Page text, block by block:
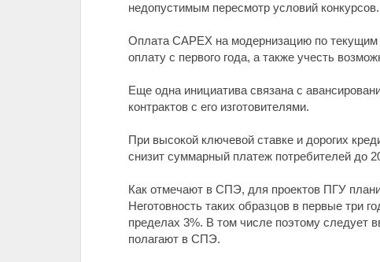
недопустимым пересмотр условий конкурсов.
Оплата CAPEX на модернизацию по
оплату с первого года, а также учесть
Еще одна инициатива связана с
контрактов с его изготовителями.
При высокой ключевой ставке и дорогих
снизит суммарный платеж потребителей до
Как отмечают в СПЭ, для проектов ПГУ
Неготовность таких образцов в первые три
пределах 3%. В том числе поэтому следует
полагают в СПЭ.